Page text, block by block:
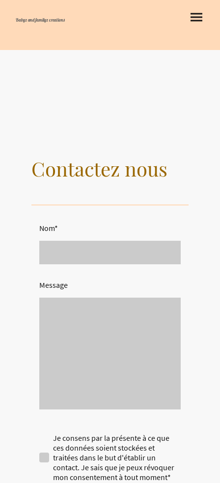
Babyz and familyz creations
Contactez nous
Nom*
Message
Je consens par la présente à ce que
ces données soient stockées et
traitées dans le but d'établir un
contact. Je sais que je peux révoquer
mon consentement à tout moment*